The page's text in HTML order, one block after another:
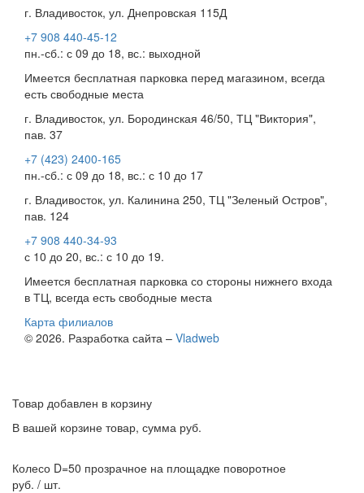
г. Владивосток, ул. Днепровская 115Д
+7 908 440-45-12
пн.-сб.: с 09 до 18, вс.: выходной
Имеется бесплатная парковка перед магазином, всегда
есть свободные места
г. Владивосток, ул. Бородинская 46/50, ТЦ "Виктория",
пав. 37
+7 (423) 2400-165
пн.-сб.: с 09 до 18, вс.: с 10 до 17
г. Владивосток, ул. Калинина 250, ТЦ "Зеленый Остров",
пав. 124
+7 908 440-34-93
с 10 до 20, вс.: с 10 до 19.
Имеется бесплатная парковка со стороны нижнего входа
в ТЦ, всегда есть свободные места
Карта филиалов
© 2026. Разработка сайта – Vladweb
Товар добавлен в корзину
В вашей корзине товар, сумма руб.
Колесо D=50 прозрачное на площадке поворотное
руб. / шт.